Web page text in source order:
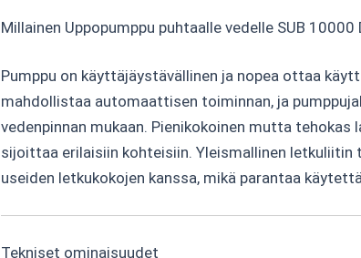
Millainen Uppopumppu puhtaalle vedelle SUB
Pumppu on käyttäjäystävällinen ja nopea ottaa
mahdollistaa automaattisen toiminnan, ja
vedenpinnan mukaan. Pienikokoinen mutta tehokas
sijoittaa erilaisiin kohteisiin. Yleismallinen letkuliitin
useiden letkukokojen kanssa, mikä parantaa
Tekniset ominaisuudet